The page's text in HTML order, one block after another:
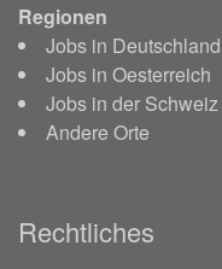
Regionen
Jobs in Deutschland
Jobs in Oesterreich
Jobs in der Schweiz
Andere Orte
Rechtliches